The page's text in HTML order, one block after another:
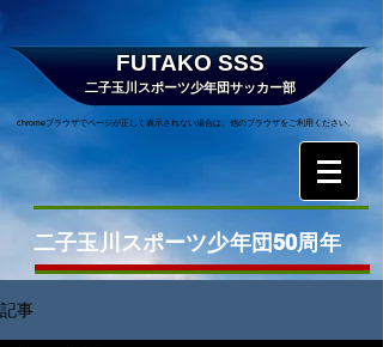
FUTAKO SSS
二子玉川スポーツ少年団サッカー部
chromeブラウザでページが正しく表示されない場合は、他のブラウザをご利用ください。
二子玉川スポーツ少年団50周年
記事